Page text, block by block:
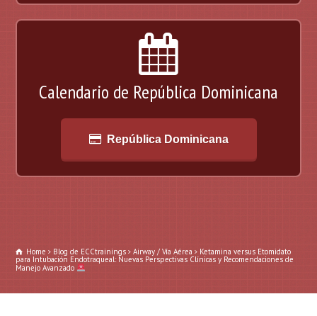
Calendario de República Dominicana
República Dominicana
Home Blog de ECCtrainings Airway / Vía Aérea Ketamina versus Etomidato
para Intubación Endotraqueal: Nuevas Perspectivas Clínicas y Recomendaciones de
Manejo Avanzado